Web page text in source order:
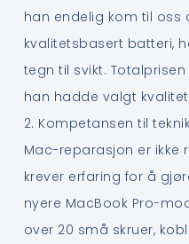
han endelig kom til oss
kvalitetsbasert batteri,
tegn til svikt.
han hadde valgt
2. Kompetansen til
Mac-reparasjon er ikke
krever erfaring for å
nyere MacBook Pro-
over 20 små skruer,